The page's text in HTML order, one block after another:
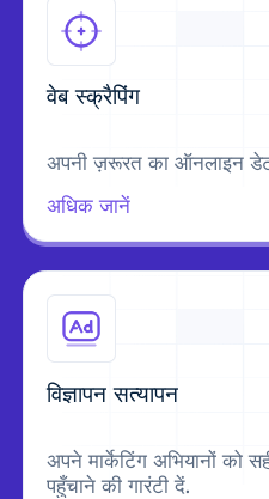
वेब स्क्रैपिंग
अपनी ज़रूरत का ऑनलाइन
अधिक जानें
विज्ञापन सत्यापन
अपने मार्केटिंग अभियानों को
पहुँचाने की गारंटी दें.